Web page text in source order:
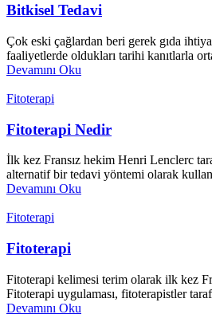
Bitkisel Tedavi
Çok eski çağlardan beri gerek gıda
faaliyetlerde oldukları tarihi kanıtlarla
Devamını Oku
Fitoterapi
Fitoterapi Nedir
İlk kez Fransız hekim Henri Lenclerc
alternatif bir tedavi yöntemi olarak
Devamını Oku
Fitoterapi
Fitoterapi
Fitoterapi kelimesi terim olarak ilk kez
Fitoterapi uygulaması, fitoterapistler
Devamını Oku